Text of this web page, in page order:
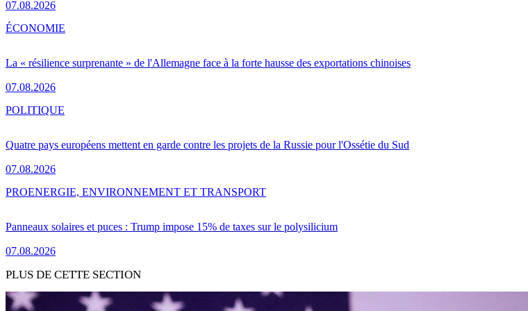
07.08.2026
La « résilience surprenante » de l'Allemagne face à la forte hausse des exportations chinoises
07.08.2026
ÉCONOMIE
Quatre pays européens mettent en garde contre les projets de la Russie pour l'Ossétie du Sud
07.08.2026
POLITIQUE
Panneaux solaires et puces : Trump impose 15% de taxes sur le polysilicium
07.08.2026
PROENERGIE, ENVIRONNEMENT ET TRANSPORT
PLUS DE CETTE SECTION